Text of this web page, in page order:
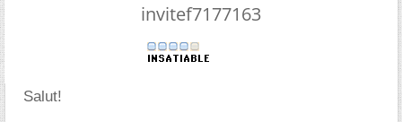
invitef7177163
Salut!